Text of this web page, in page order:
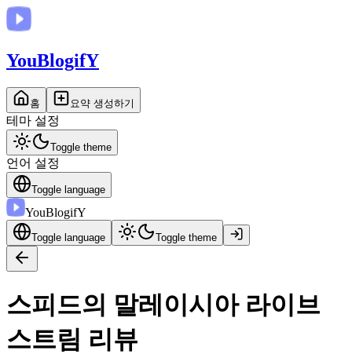
YouBlogifY
홈 요약 생성하기
테마 설정
Toggle theme
언어 설정
Toggle language
YouBlogifY
Toggle language Toggle theme
스피드의 말레이시아 라이브
스트림 리뷰